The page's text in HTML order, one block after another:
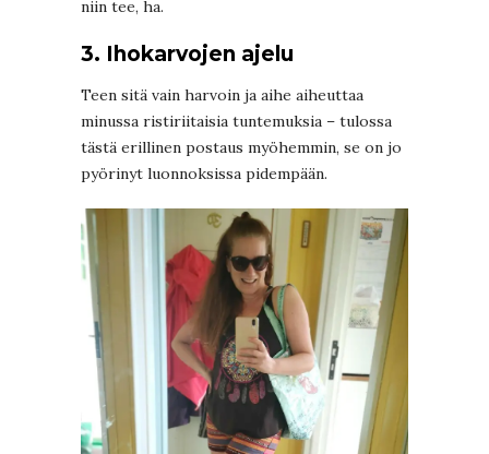
niin tee, ha.
3. Ihokarvojen ajelu
Teen sitä vain harvoin ja aihe aiheuttaa
minussa ristiriitaisia tuntemuksia – tulossa
tästä erillinen postaus myöhemmin, se on jo
pyörinyt luonnoksissa pidempään.